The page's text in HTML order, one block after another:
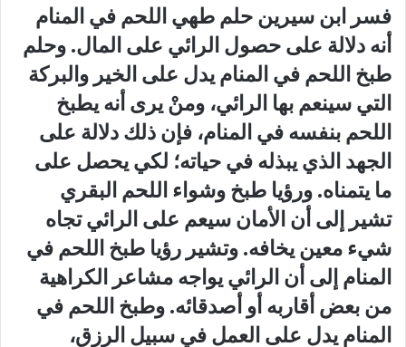
فسر ابن سيرينحلم طهي اللحم في المنام
أنهدلالة على حصول الرائي على المال. وحلم
طبخ اللحم في المنام يدل على الخير والبركة
التي سينعم بها الرائي، ومنْ يرى أنه يطبخ
اللحم بنفسه في المنام، فإن ذلك دلالة على
الجهد الذي يبذله في حياته؛ لكي يحصل على
ما يتمناه. ورؤيا طبخ وشواء اللحم البقري
تشير إلى أن الأمان سيعم على الرائي تجاه
شيء معين يخافه. وتشير رؤيا طبخ اللحم في
المنام إلى أن الرائي يواجه مشاعر الكراهية
من بعض أقاربه أو أصدقائه. وطبخ اللحم في
المنام يدل على العمل في سبيل الرزق،